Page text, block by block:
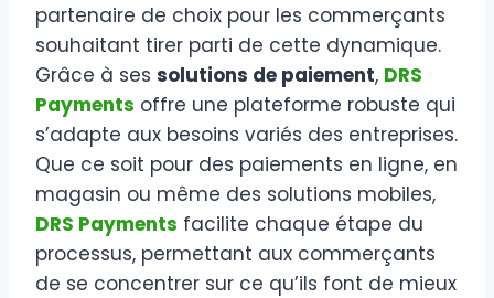
partenaire de choix pour les commerçants
souhaitant tirer parti de cette dynamique.
Grâce à ses solutions de paiement, DRS
Payments offre une plateforme robuste qui
s’adapte aux besoins variés des entreprises.
Que ce soit pour des paiements en ligne, en
magasin ou même des solutions mobiles,
DRS Payments facilite chaque étape du
processus, permettant aux commerçants
de se concentrer sur ce qu’ils font de mieux